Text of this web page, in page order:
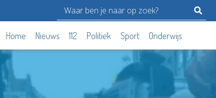
Home Nieuws 112 Politiek Sport Onderwijs